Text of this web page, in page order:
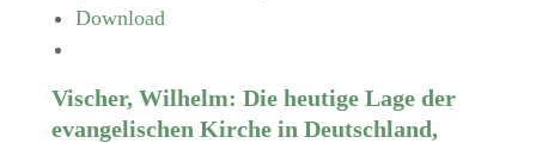
Download
Vischer, Wilhelm: Die heutige Lage der
evangelischen Kirche in Deutschland,